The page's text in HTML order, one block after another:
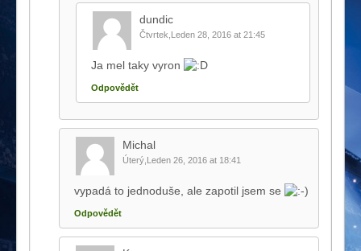
dundic
Čtvrtek,Leden 28, 2016 at 21:45
Ja mel taky vyron
Odpovědět
Michal
Úterý,Leden 26, 2016 at 18:41
vypadá to jednoduše, ale zapotil jsem se
Odpovědět